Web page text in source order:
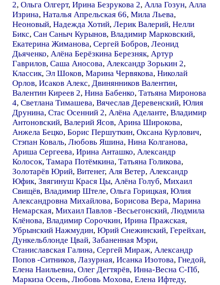
2, Ольга Олгерт, Ирина Безрукова 2, Алла Гозун, Алла
Изрина, Наталья Апрельская 66, Мила Льева,
Неоновый, Надежда Хотий, Лерик Валерий, Нелли
Бикс, Сан Саныч Курынов, Владимир Марковский,
Екатерина Жиманова, Сергей Бобров, Леонид
Дьяченко, Алёна Берёзкина Березняк, Артур
Гаврилов, Саша Аносова, Александр Зорькин 2,
Классик, Эл Шоков, Марина Червякова, Николай
Орлов, Исаков Алекс, Двинянников Валентин,
Валентин Киреев 2, Нина Бабенко, Татьяна Миронова
4, Светлана Тимашева, Вячеслав Деревенский, Юлия
Друнина, Стас Осенний 2, Алёна Аделанте, Владимир
Антоновский, Валерий Ясов, Арина Широкова,
Анжела Бецко, Борис Першуткин, Оксана Курлович,
Стэпан Коваль, Любовь Яшина, Нина Колганова,
Ариша Сергеева, Ирина Анташко, Александр
Колосок, Тамара Потёмкина, Татьяна Голикова,
Золотарёв Юрий, Витенег, Аля Ветер, Александр
Юфик, Звягинуш Крася Цы, Алёна Голуб, Михаил
Свищёв, Владимир Штеле, Ольга Горицкая, Юлия
Александровна Михайлова, Борисова Вера, Марина
Немарская, Михаил Павлов -Весьегонский, Людмила
Клёнова, Владимир Сорочкин, Ирина Пражская,
Убрынский Нажмудин, Юрий Снежинский, Герейхан,
Дункельблонде Цвай, Забаненная Мэри,
Станиславская Галина, Сергей Мираж, Александр
Попов -Ситников, Лазурная, Исанка Изотова, Гнедой,
Елена Наильевна, Олег Дегтярёв, Инна-Весна С-Пб,
Маркиза Осень, Любовь Мохова, Елена Ифтеду,